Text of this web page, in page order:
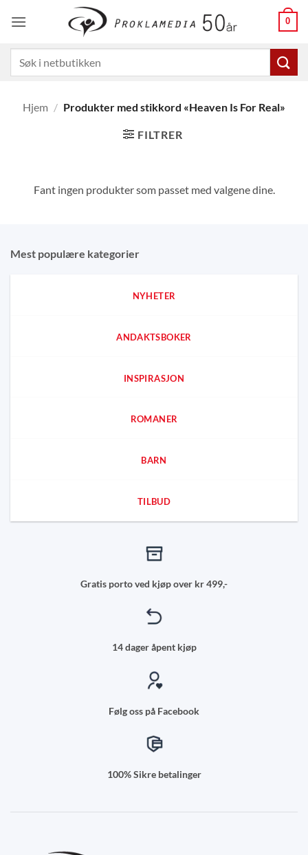
0
etter:
Hjem / Produkter med stikkord «Heaven Is For Real»
FILTRER
Fant ingen produkter som passet med valgene dine.
Mest populære kategorier
NYHETER
ANDAKTSBOKER
INSPIRASJON
ROMANER
BARN
TILBUD
Gratis porto ved kjøp over kr 499,-
14 dager åpent kjøp
Følg oss på Facebook
100% Sikre betalinger